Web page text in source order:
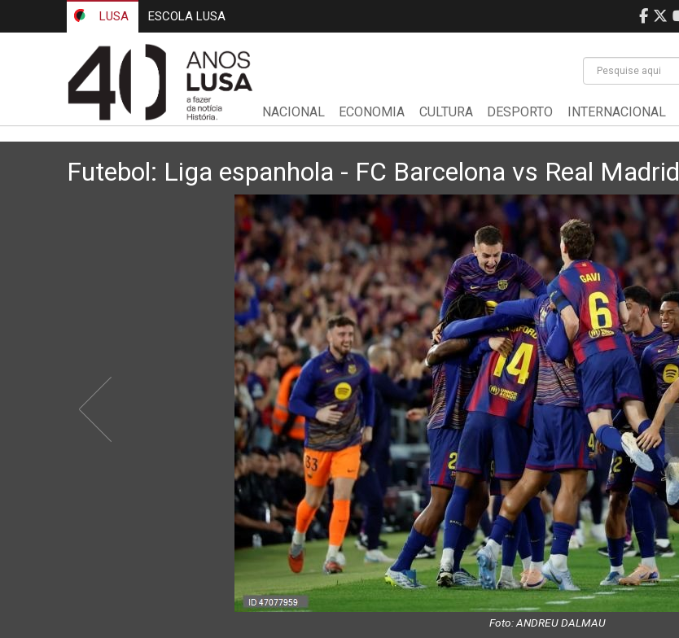
LUSA ESCOLA LUSA
NACIONAL ECONOMIA CULTURA DESPORTO INTERNACIONAL
Futebol: Liga espanhola - FC Barcelona vs Real Madrid
Foto: ANDREU DALMAU